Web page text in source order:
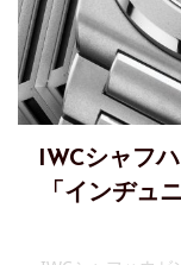
IWCシャフ
「インヂュ